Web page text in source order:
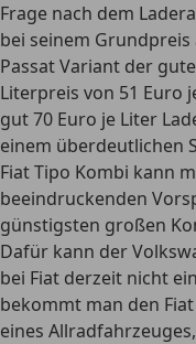
Frage nach dem
bei seinem Grundpreis
Passat Variant der
Literpreis von 51 Euro
gut 70 Euro je Liter
einem überdeutlichen
Fiat Tipo Kombi kann
beeindruckenden
günstigsten großen
Dafür kann der
bei Fiat derzeit nicht
bekommt man den
eines